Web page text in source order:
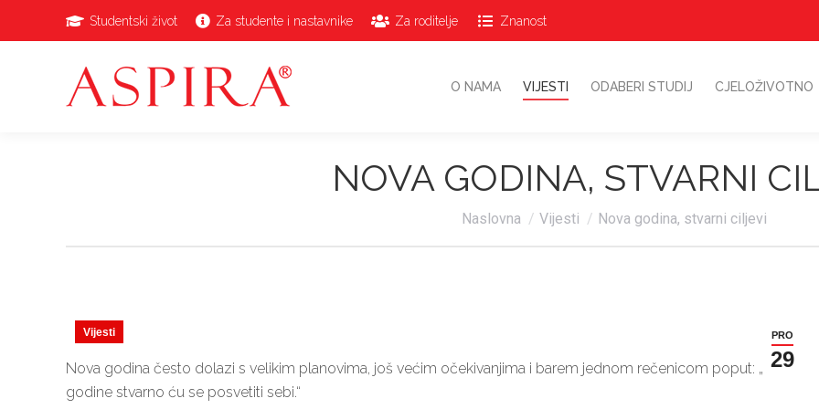
Studentski život Za studente i nastavnike Za roditelje Znanost
O NAMA VIJESTI ODABERI STUDIJ CJELOŽIVOTNO
NOVA GODINA, STVARNI
Vi ste ovdje:
Naslovna Vijesti Nova godina, stvarni ciljevi
PRO
29
Vijesti
Nova godina često dolazi s velikim planovima, još većim očekivanjima i barem jednom rečenicom poput: „Ove
godine stvarno ću se posvetiti sebi.“
O NAMA